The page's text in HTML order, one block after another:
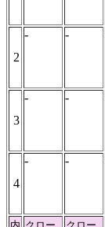
2
- -
3
- -
4
- -